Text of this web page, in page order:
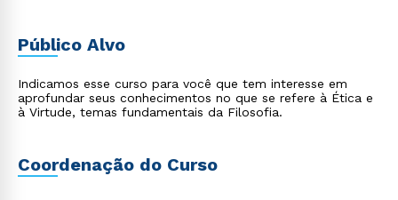
Público Alvo
Indicamos esse curso para você que tem interesse em
aprofundar seus conhecimentos no que se refere à Ética e
à Virtude, temas fundamentais da Filosofia.
Coordenação do Curso